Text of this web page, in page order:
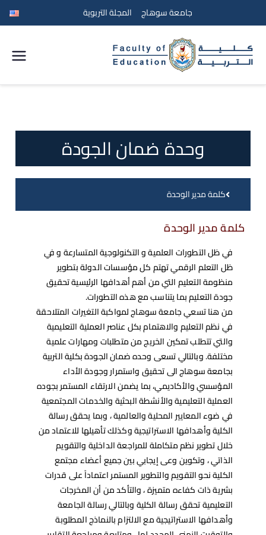
جامعة سوهاج المجلة التربوية
جامعة
سوهاج
وحدة ضمان الجودة
كلمة مدير الوحدة
كلمة مدير الوحدة
في ظل التطورات العلمية و التكنولوجية المتسارعة و في
ظل التعلم الرقمي تهتم كل مؤسسات الدولة بتطوير
منظومة التعليم التي من أهم أهدافها الرئيسية تحقيق
جودة التعليم بما يتناسب مع هذه التطورات.
من هنا تسعي جامعة سوهاج لمواكبة التغيرات المتلاحقة
في نظم التعليم والاهتمام بكل عناصر العملية التعليمية
والتي تتطلب تمكين الخريج من متطلبات ومهارات علمية
مختلفة. وبالتالي تسعى وحده ضمان الجودة بكلية التربية
بجامعة سوهاج الى تحقيق واستمرار وجودة الأداء
المؤسسي والأكاديمي، بما يضمن الارتقاء المستمر بجوده
العملية التعليمية والأنشطة البحثية والخدمات المجتمعية
في ضوء المعايير المحلية والعالمية ، وبما يحقق رسالة
الكلية وأهدافها الاستراتيجية وكذلك تأهيلها للاعتماد من
خلال تطوير نظم متكاملة للمراجعة الداخلية والتقويم
الذاتي ، وتكوين وعى إيجابي بين جميع أعضاء مجتمع
الكلية نحو التقويم والتطوير المستمر اعتماداً على قدرات
بشرية ذات كفاءه متميزة ، والتأكد من أن المخرجات
التعليمية تحقق رسالة الكلية وبالتالي رسالة الجامعة
وأهدافها الاستراتيجية مع الالتزام بالنماذج المطلوبة